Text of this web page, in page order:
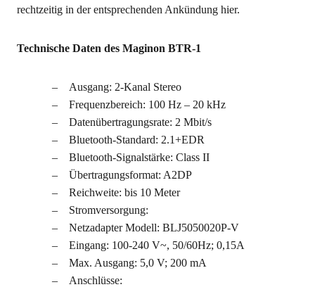
rechtzeitig in der entsprechenden Ankündung hier.
Technische Daten des Maginon BTR-1
Ausgang: 2-Kanal Stereo
Frequenzbereich: 100 Hz – 20 kHz
Datenübertragungsrate: 2 Mbit/s
Bluetooth-Standard: 2.1+EDR
Bluetooth-Signalstärke: Class II
Übertragungsformat: A2DP
Reichweite: bis 10 Meter
Stromversorgung:
Netzadapter Modell: BLJ5050020P-V
Eingang: 100-240 V~, 50/60Hz; 0,15A
Max. Ausgang: 5,0 V; 200 mA
Anschlüsse: